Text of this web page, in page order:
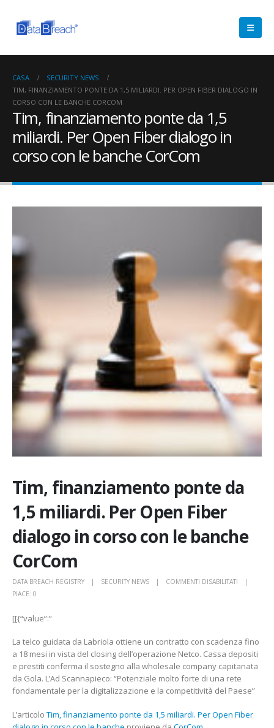
CASA
SECURITY NEWS
TIM, FINANZIAMENTO PONTE DA 1,5 MILIARDI. PER OPEN FIBER DIALOGO IN
CORSO CON LE BANCHE CORCOM
Tim, finanziamento ponte da 1,5
miliardi. Per Open Fiber dialogo in
corso con le banche CorCom
Tim, finanziamento ponte da
1,5 miliardi. Per Open Fiber
dialogo in corso con le banche
CorCom
DATA BREACH REGISTRY SECURITY NEWS COMMENTI DISABILITATI
1,5
MILIARDI.
PER
OPEN
FIBER
IN
PIACE: 0
[[{“value”:”
La telco guidata da Labriola ottiene un contratto con scadenza fino
a 18 mesi in vista del closing dell’operazione Netco. Cassa depositi
e prestiti conferma il sostegno alla wholesale company capitanata
da Gola. L’Ad Scannapieco: “Potenziale molto forte di una rete
fondamentale per la digitalizzazione e la competitività del Paese”
L’articolo Tim, finanziamento ponte da 1,5 miliardi. Per Open Fiber